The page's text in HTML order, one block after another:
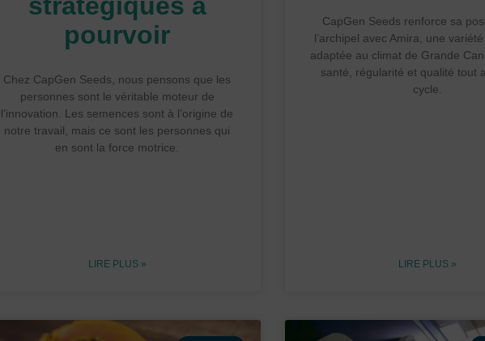
pourvoir
Chez CapGen Seeds, nous pensons que les
personnes sont le véritable moteur de
l’innovation. Les semences sont à l’origine de
notre travail, mais ce sont les personnes qui
en sont la force motrice.
LIRE PLUS »
CapGen Seeds renforce sa
l’archipel avec Amira, une
adaptée au climat de Grande
santé, régularité et qualité tout
cycle.
LIRE PLUS »